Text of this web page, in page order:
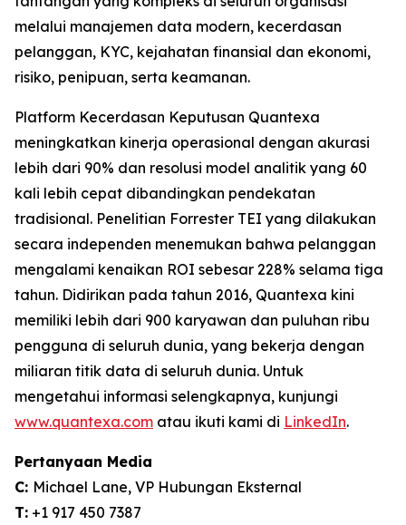
melalui manajemen data modern, kecerdasan
pelanggan, KYC, kejahatan finansial dan ekonomi,
risiko, penipuan, serta keamanan.
Platform Kecerdasan Keputusan Quantexa
meningkatkan kinerja operasional dengan akurasi
lebih dari 90% dan resolusi model analitik yang 60
kali lebih cepat dibandingkan pendekatan
tradisional. Penelitian Forrester TEI yang dilakukan
secara independen menemukan bahwa pelanggan
mengalami kenaikan ROI sebesar 228% selama tiga
tahun. Didirikan pada tahun 2016, Quantexa kini
memiliki lebih dari 900 karyawan dan puluhan ribu
pengguna di seluruh dunia, yang bekerja dengan
miliaran titik data di seluruh dunia. Untuk
mengetahui informasi selengkapnya, kunjungi
www.quantexa.com atau ikuti kami di LinkedIn.
Pertanyaan Media
C: Michael Lane, VP Hubungan Eksternal
T: +1 917 450 7387